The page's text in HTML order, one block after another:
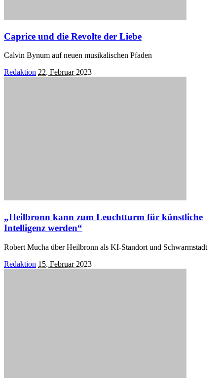
Caprice und die Revolte der Liebe
Calvin Bynum auf neuen musikalischen Pfaden
Posted
Redaktion 22. Februar 2023
„Heilbronn kann zum Leuchtturm für künstliche
Intelligenz werden“
Robert Mucha über Heilbronn als KI-Standort und Schwarmstadt
Posted
Redaktion 15. Februar 2023